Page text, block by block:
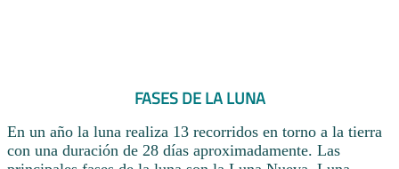
FASES DE LA LUNA
En un año la luna realiza 13 recorridos en torno a la tierra
con una duración de 28 días aproximadamente. Las